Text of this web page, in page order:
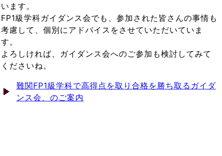
います。
FP1級学科ガイダンス会でも、参加された皆さんの事情も
考慮して、個別にアドバイスをさせていただいていま
す。
よろしければ、ガイダンス会へのご参加も検討してみて
くださいね。
難関FP1級学科で高得点を取り合格を勝ち取るガイダ
ンス会、のご案内